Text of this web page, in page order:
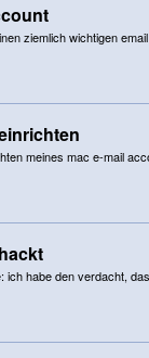
ziemlich wichtigen
meines mac e-mail
ich habe den verdacht,